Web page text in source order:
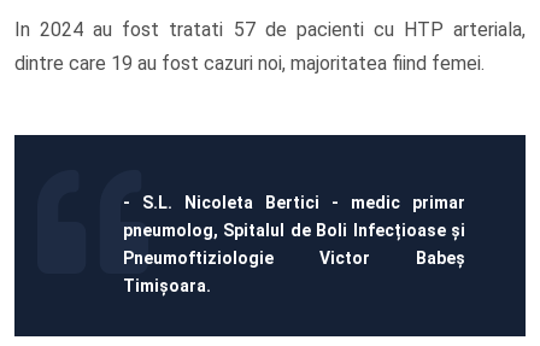
In 2024 au fost tratati 57 de pacienti cu HTP arteriala,
dintre care 19 au fost cazuri noi, majoritatea fiind femei.
- S.L. Nicoleta Bertici - medic primar
pneumolog, Spitalul de Boli Infecțioase și
Pneumoftiziologie Victor Babeș
Timișoara.